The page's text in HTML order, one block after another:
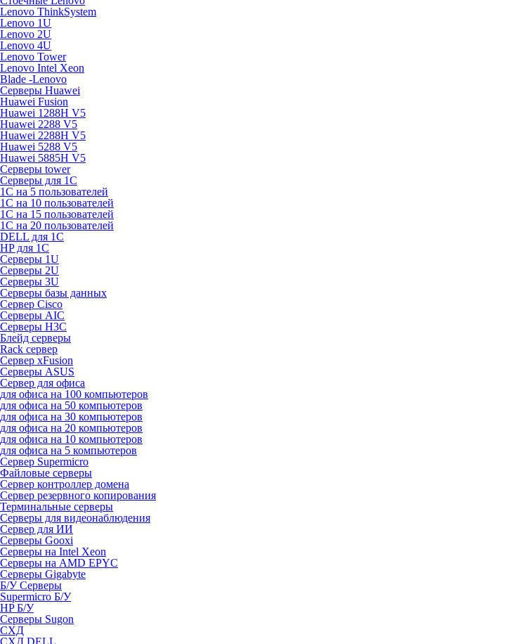
Lenovo ThinkSystem
Lenovo 1U
Lenovo 2U
Lenovo 4U
Lenovo Tower
Lenovo Intel Xeon
Blade -Lenovo
Серверы Huawei
Huawei Fusion
Huawei 1288H V5
Huawei 2288 V5
Huawei 2288H V5
Huawei 5288 V5
Huawei 5885H V5
Серверы tower
Серверы для 1C
1С на 5 пользователей
1С на 10 пользователей
1С на 15 пользователей
1С на 20 пользователей
DELL для 1С
HP для 1С
Серверы 1U
Серверы 2U
Серверы 3U
Серверы базы данных
Сервер Cisco
Серверы AIC
Серверы H3C
Блейд серверы
Rack сервер
Сервер xFusion
Серверы ASUS
Сервер для офиса
для офиса на 100 компьютеров
для офиса на 50 компьютеров
для офиса на 30 компьютеров
для офиса на 20 компьютеров
для офиса на 10 компьютеров
для офиса на 5 компьютеров
Сервер Supermicro
Файловые серверы
Сервер контроллер домена
Сервер резервного копирования
Терминальные серверы
Серверы для видеонаблюдения
Сервер для ИИ
Серверы Gooxi
Серверы на Intel Xeon
Серверы на AMD EPYC
Серверы Gigabyte
Б/У Серверы
Supermicro Б/У
HP Б/У
Серверы Sugon
СХД
СХД DELL